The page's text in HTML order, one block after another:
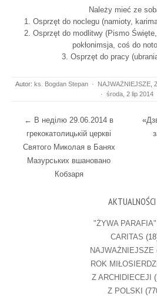
Należy mieć ze
1. Osprzęt do noclegu (namioty,
2. Osprzęt do modlitwy (Pismo
pokłonimsja, coś do
3. Osprzęt do pracy
Autor: ks. Bogdan Stepan · NAJWAŻNIEJSZE
· środa, 2 lip 2014
Post navigation
← В неділю 29.06.2014 в
грекокатолицькій церкві
Святого Миколая в Банях
Мазурських вшановано
Кобзаря
AKTUALNOŚCI
"ŻYWA PARAFIA"
CARITAS
NAJWAŻNIEJSZE
ROK
Z ARCHIDIECEJI
Z POLSKI